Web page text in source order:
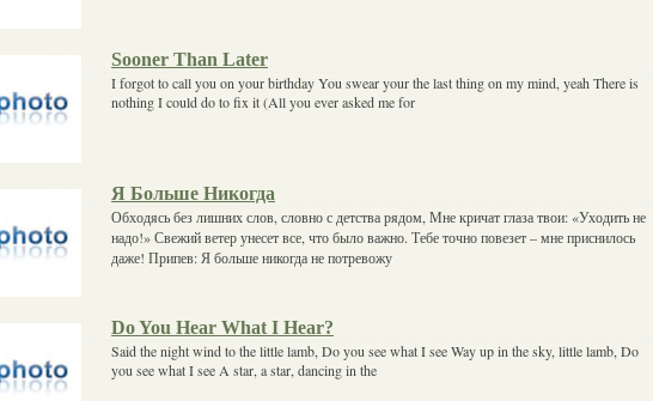
Sooner Than Later
I forgot to call you on your birthday You swear your the last thing on my mind, yeah There is
nothing I could do to fix it (All you ever asked me for
Я Больше Никогда
Обходясь без лишних слов, словно с детства рядом, Мне кричат глаза твои: «Уходить не
надо!» Свежий ветер унесет все, что было важно. Тебе точно повезет – мне приснилось
даже! Припев: Я больше никогда не потревожу
Do You Hear What I Hear?
Said the night wind to the little lamb, Do you see what I see Way up in the sky, little lamb, Do
you see what I see A star, a star, dancing in the